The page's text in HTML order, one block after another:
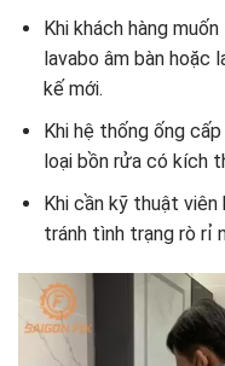
Khi khách hàng
lavabo âm bàn hoặc
kế mới.
Khi hệ thống ống
loại bồn rửa có kích
Khi cần kỹ thuật
tránh tình trạng rò rỉ